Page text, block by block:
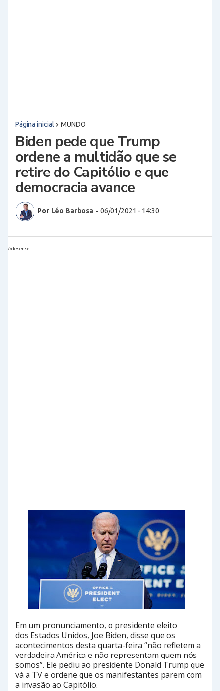
Página inicial MUNDO
Biden pede que Trump
ordene a multidão que se
retire do Capitólio e que
democracia avance
Por Léo Barbosa - 06/01/2021 - 14:30
Adesense
Em um pronunciamento, o presidente eleito
dos Estados Unidos, Joe Biden, disse que os
acontecimentos desta quarta-feira “não refletem a
verdadeira América e não representam quem nós
somos”. Ele pediu ao presidente Donald Trump que
vá a TV e ordene que os manifestantes parem com
a invasão ao Capitólio.